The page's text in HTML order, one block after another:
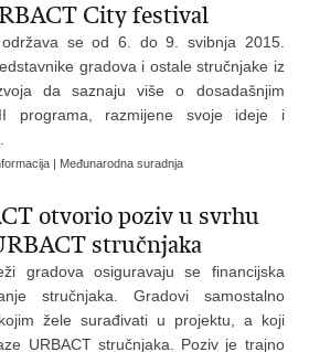
City festival
održava se od 6. do 9. svibnja 2015.
gradova i ostale stručnjake iz
da saznaju više o dosadašnjim
programa, razmijene svoje ideje i
| Međunarodna suradnja
otvorio poziv u svrhu
stručnjaka
gradova osiguravaju se financijska
stručnjaka. Gradovi samostalno
žele surađivati u projektu, a koji
URBACT stručnjaka. Poziv je trajno